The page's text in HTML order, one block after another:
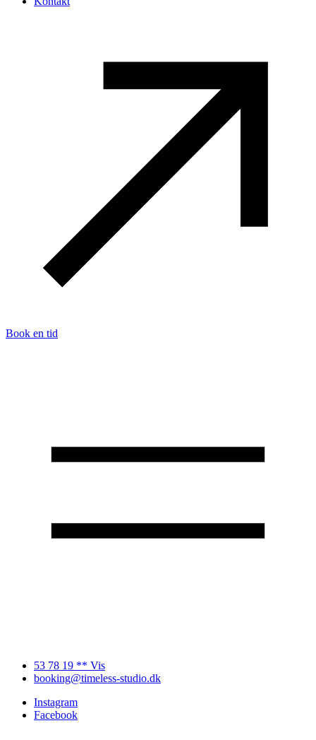
Book en tid
53 78 19 ** Vis
booking@timeless-studio.dk
Instagram
Facebook